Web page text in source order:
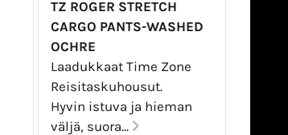
TZ ROGER STRETCH
CARGO PANTS-WASHED
OCHRE
Laadukkaat Time Zone
Reisitaskuhousut.
Hyvin istuva ja hieman
väljä, suora...